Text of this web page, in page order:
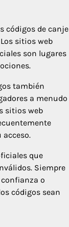
códigos de canje
sitios web
son lugares
también
a menudo
sitios web
que
Siempre
o
códigos sean